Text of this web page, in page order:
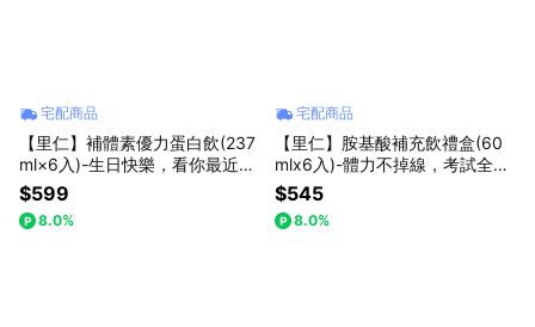
宅配商品
【里仁】補體素優力蛋白飲(237
ml×6入)-生日快樂，看你最近有
在健身喔
$599
8.0%
宅配商品
【里仁】胺基酸補充飲禮盒(60
mlx6入)-體力不掉線，考試全Pa
ss!
$545
8.0%